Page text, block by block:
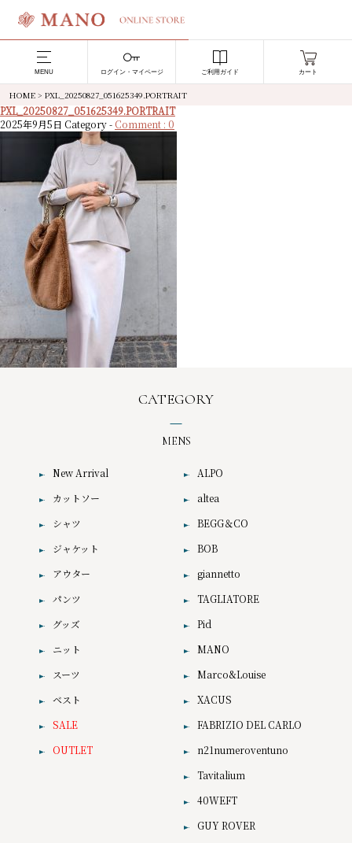
MENU ログイン・マイページ ご利用ガイド カート
HOME > PXL_20250827_051625349.PORTRAIT
PXL_20250827_051625349.PORTRAIT
2025年9月5日 Category - Comment : 0
CATEGORY
MENS
New Arrival
カットソー
シャツ
ジャケット
アウター
パンツ
グッズ
ニット
スーツ
ベスト
SALE
OUTLET
ALPO
altea
BEGG＆CO
BOB
giannetto
TAGLIATORE
Pid
MANO
Marco&Louise
XACUS
FABRIZIO DEL CARLO
n21numeroventuno
Tavitalium
40WEFT
GUY ROVER